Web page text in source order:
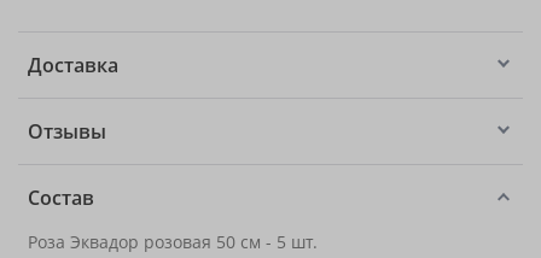
Доставка
Отзывы
Состав
Роза Эквадор розовая 50 см - 5 шт.